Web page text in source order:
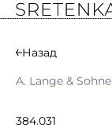
Назад
A. Lange & Sohne
384.031